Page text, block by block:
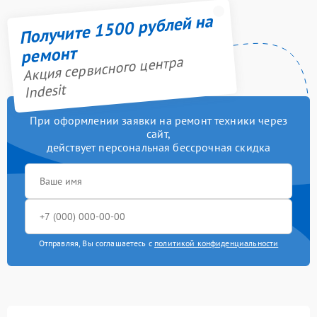
Получите 1500 рублей на
ремонт
Акция сервисного центра
Indesit
При оформлении заявки на ремонт техники через
сайт,
действует персональная бессрочная скидка
Отправляя, Вы соглашаетесь с политикой конфиденциальности